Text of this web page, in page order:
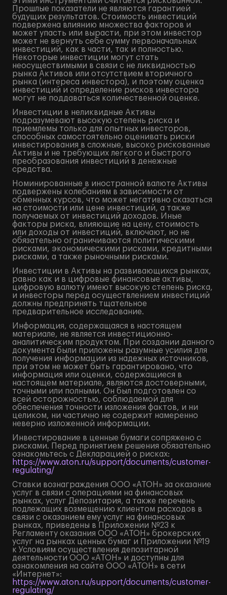
Прошлые показатели не являются гарантией
будущих результатов. Стоимость инвестиций
подвержена влиянию множества факторов и
может упасть или вырасти, при этом инвестор
может не вернуть себе сумму первоначальных
инвестиций, как в части, так и полностью.
Некоторые инвестиции могут стать
неосуществимыми в связи с не ликвидностью
рынка Активов или отсутствием вторичного
рынка (интереса инвестора), и поэтому оценка
инвестиций и определение рисков инвестора
могут не поддаваться количественной оценке.
Инвестиции в неликвидные Активы
подразумевают высокую степень риска и
приемлемы только для опытных инвесторов,
способных самостоятельно оценивать риски
инвестирования в сложные, высоко рискованные
Активы и не требующих легкого и быстрого
преобразования инвестиций в денежные
средства.
Номинированные в иностранной валюте Активы
подвержены колебаниям в зависимости от
обменных курсов, что может негативно сказаться
на стоимости или цене инвестиций, а также
получаемых от инвестиций доходов. Иные
факторы риска, влияющие на цену, стоимость
или доходы от инвестиций, включают, но не
обязательно ограничиваются политическими
рисками, экономическими рисками, кредитными
рисками, а также рыночными рисками.
Инвестиции в Активы на развивающихся рынках,
равно как и в цифровые финансовые активы,
цифровую валюту имеют высокую степень риска,
и инвесторы перед осуществлением инвестиций
должны предпринять тщательное
предварительное исследование.
Информация, содержащаяся в настоящем
материале, не является инвестиционно-
аналитическим продуктом. При создании данного
документа были приложены разумные усилия для
получения информации из надежных источников,
при этом не может быть гарантировано, что
информация или оценки, содержащиеся в
настоящем материале, являются достоверными,
точными или полными. Он был подготовлен со
всей осторожностью, соблюдаемой для
обеспечения точности изложения фактов, и ни
целиком, ни частично не содержит намеренно
неверно изложенной информации.
Инвестирование в ценные бумаги сопряжено с
рисками. Перед принятием решения обязательно
ознакомьтесь с Декларацией о рисках:
https://www.aton.ru/support/documents/customer-
regulating/
Ставки вознаграждения ООО «АТОН» за оказание
услуг в связи с операциями на финансовых
рынках, услуг Депозитария, а также перечень
подлежащих возмещению клиентом расходов в
связи с оказанием ему услуг на финансовых
рынках, приведены в Приложении №23 к
Регламенту оказания ООО «АТОН» брокерских
услуг на рынках ценных бумаг и Приложении №19
к Условиям осуществления депозитарной
деятельности ООО «АТОН» и доступны для
ознакомления на сайте ООО «АТОН» в сети
«Интернет»:
https://www.aton.ru/support/documents/customer-
regulating/